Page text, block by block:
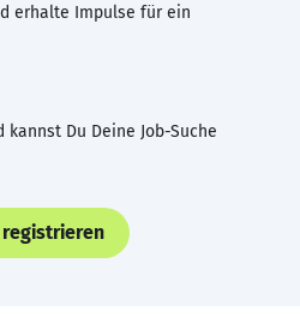
erhalte Impulse für ein
Du Deine Job-Suche
registrieren